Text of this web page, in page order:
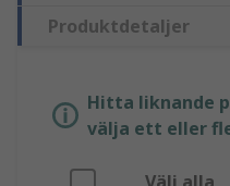
Produktdetaljer
Hitta liknande
välja ett eller